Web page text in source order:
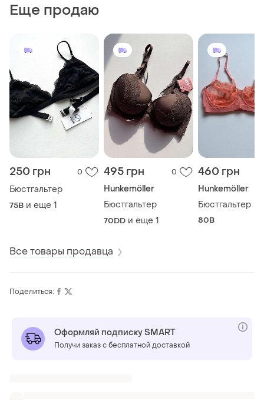
Еще продаю
250 грн 0
Бюстгальтер
75B и еще 1
495 грн 0
Hunkemöller
Бюстгальтер
70DD и еще 1
460 грн
Hunkemöller
Бюстгальтер
80B
Все товары продавца
Поделиться:
Оформляй подписку SMART
Получи заказ с бесплатной доставкой